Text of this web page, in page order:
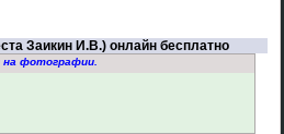
Заикин И.В.) онлайн бесплатно
на фотографии.